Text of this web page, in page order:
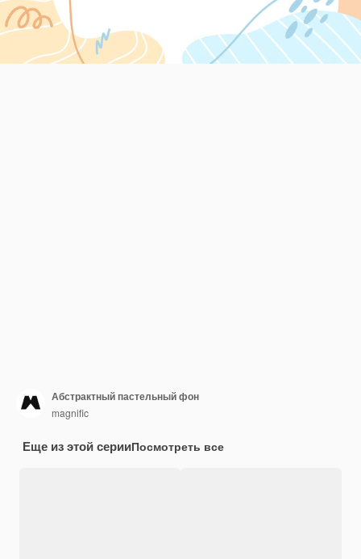
Абстрактный пастельный фон
magnific
Еще из этой серииПосмотреть все